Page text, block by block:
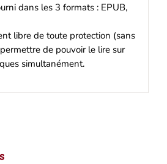
dans les 3 formats : EPUB,
libre de toute protection (sans
de pouvoir le lire sur
simultanément.